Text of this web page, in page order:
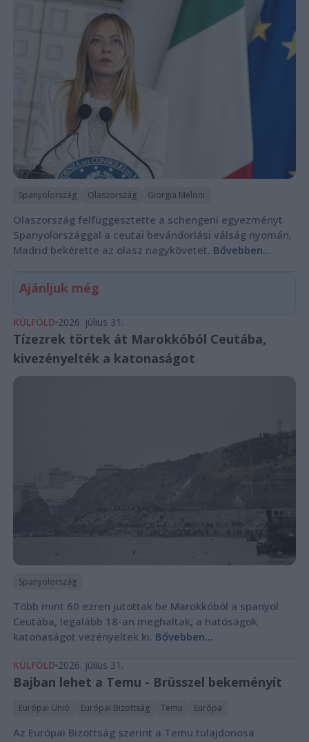
Spanyolország Olaszország Giorgia Meloni
Olaszország felfüggesztette a schengeni egyezményt
Spanyolországgal a ceutai bevándorlási válság nyomán,
Madrid bekérette az olasz nagykövetet. Bővebben...
Ajánljuk még
KÜLFÖLD 2026. július 31.
Tízezrek törtek át Marokkóból Ceutába,
kivezényelték a katonaságot
Spanyolország
Több mint 60 ezren jutottak be Marokkóból a spanyol
Ceutába, legalább 18-an meghaltak, a hatóságok
katonaságot vezényeltek ki. Bővebben...
KÜLFÖLD 2026. július 31.
Bajban lehet a Temu - Brüsszel bekeményít
Európai Unió Európai Bizottság Temu Európa
Az Európai Bizottság szerint a Temu tulajdonosa